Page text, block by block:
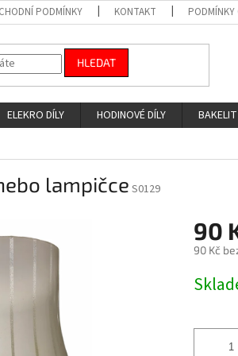
PODMÍNKY KONTAKT PODMÍNKY
HLEDAT
ELEKRO DÍLY HODINOVÉ DÍLY BAKELIT
lampičceS0129
90
90 Kč
cena: